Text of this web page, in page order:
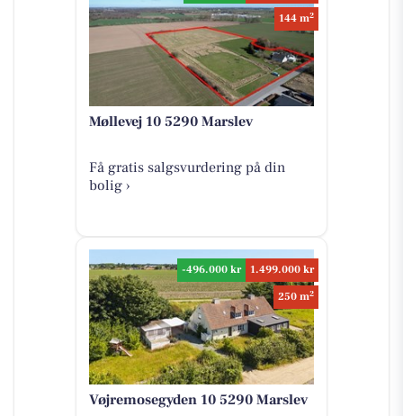
144 m2
Møllevej 10 5290 Marslev
Få gratis salgsvurdering på din
bolig ›
-496.000 kr
1.499.000 kr
250 m2
Vøjremosegyden 10 5290 Marslev